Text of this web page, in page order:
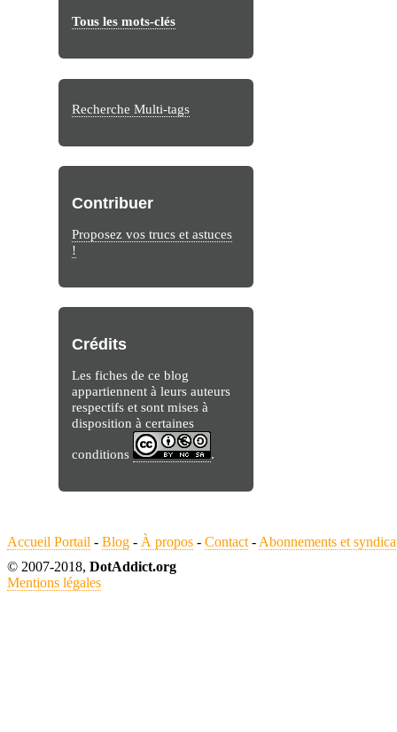
Tous les mots-clés
Recherche Multi-tags
Contribuer
Proposez vos trucs et astuces
!
Crédits
Les fiches de ce blog
appartiennent à leurs auteurs
respectifs et sont mises à
disposition à certaines
conditions .
Accueil Portail - Blog - À propos - Contact - Abonnements et
© 2007-2018, DotAddict.org
Mentions légales